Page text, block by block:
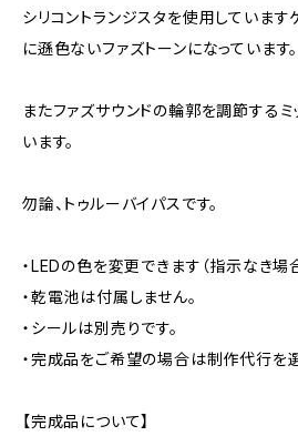
シリコントランジスタを使用しています
に遜色ないファズトーンになっています。
またファズサウンドの輪郭を調節する
います。
勿論、トゥルーバイパスです。
・LEDの色を変更できます（指示なき場
・乾電池は付属しません。
・シールは別売りです。
・完成品をご希望の場合は制作代行を選
【完成品について】